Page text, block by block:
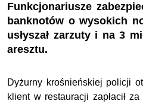
Funkcjonariusze
banknotów o wysokich
usłyszał zarzuty i na 3
aresztu.
Dyżurny krośnieńskiej policji
klient w restauracji zapłacił za